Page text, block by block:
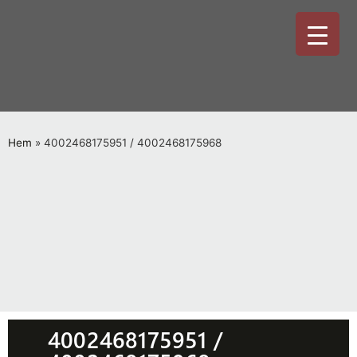
Hem » 4002468175951 / 4002468175968
4002468175951 /